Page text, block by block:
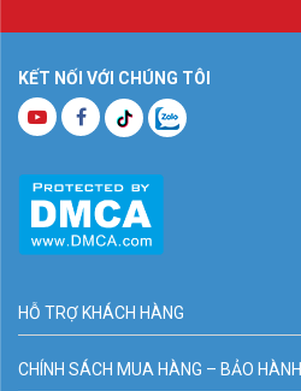
KẾT NỐI VỚI CHÚNG TÔI
HỖ TRỢ KHÁCH HÀNG
CHÍNH SÁCH MUA HÀNG – BẢO HÀNH